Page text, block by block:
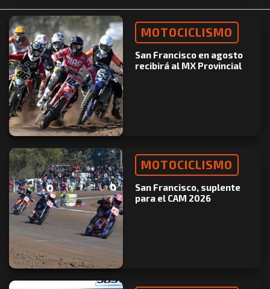
MOTOCICLISMO
San Francisco en agosto
recibirá al MX Provincial
MOTOCICLISMO
San Francisco, suplente
para el CAM 2026